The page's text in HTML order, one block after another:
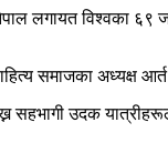
लगायत विश्वका ६९
समाजका अध्यक्ष
उदक